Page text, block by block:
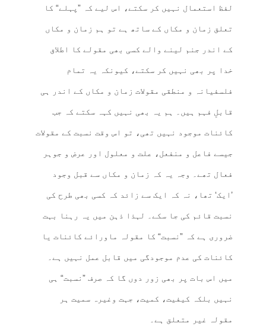
لفظ استعمال نہیں کر سکتے، اس لیے کہ ”پہلے“ کا
تعلق زمان و مکاں کے ساتھ ہے تو ہم زمان و مکاں
کے اندر جنم لینے والے کسی بھی مقولے کا اطلاق
خدا پر بھی نہیں کر سکتے، کیونکہ یہ تمام
فلسفیانہ و منطقی مقولات زمان و مکاں کے اندر ہی
قابلِ فہم ہیں۔ ہم یہ بھی نہیں کہہ سکتے کہ جب
کائنات موجود نہیں تھی، تو اس وقت نسبت کے مقولات
جیسے فاعل و منفعل، علت و معلول اور عرض و جوہر
فعال تھے۔ وجہ یہ کہ زمان و مکاں سے قبل وجود
’ایک‘ تھا، نہ کہ ایک سے زائد کہ کسی بھی طرح کی
نسبت قائم کی جا سکے۔ لہذا ذہن میں یہ رہنا بہت
ضروری ہے کہ ”نسبت“ کا مقولہ ماورائے کائنات یا
کائنات کی عدم موجودگی میں قابل عمل نہیں ہے۔
میں اس بات پر بھی زور دوں گا کہ صرف ”نسبت“ ہی
نہیں بلکہ کیفیت، کمیت، جہت وغیرہ سمیت ہر
مقولہ غیر متعلق ہے۔